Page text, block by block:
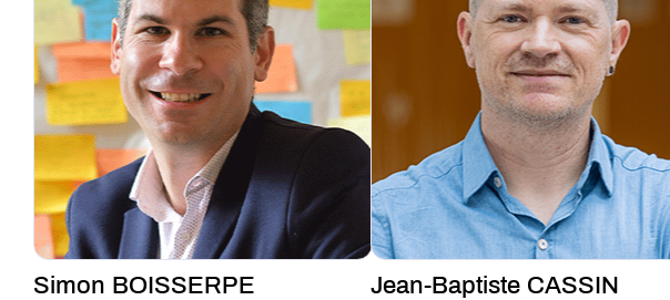
Simon BOISSERPE Jean-Baptiste CASSIN